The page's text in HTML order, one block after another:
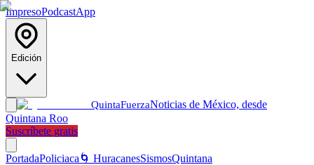
ImpresoPodcastApp
Edición
QuintaFuerzaNoticias de México, desde
Quintana Roo
Suscríbete gratis
PortadaPoliciaca 🌀 HuracanesSismosQuintana